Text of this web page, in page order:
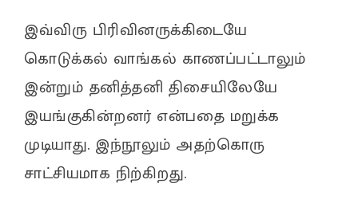
இவ்விரு பிரிவினருக்கிடையே
கொடுக்கல் வாங்கல் காணப்பட்டாலும்
இன்றும் தனித்தனி திசையிலேயே
இயங்குகின்றனர் என்பதை மறுக்க
முடியாது. இந்நூலும் அதற்கொரு
சாட்சியமாக நிற்கிறது.